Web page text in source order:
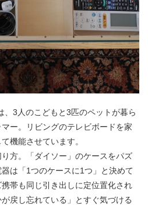
、3人のこどもと3匹のペットが暮ら
ー。リビングのテレビボードを家
機能させています。
方。「ダイソー」のケースをパズ
は「1つのケースに1つ」と決めて
帯も同じ引き出しに定位置化され
戻し忘れている」とすぐ気づける